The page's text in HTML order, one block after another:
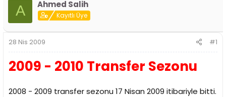
y
B
a
ş
l
a
t
n
a
n
ı
t
a
r
h
A Ahmed Salih
Kayıtlı Üye
28 Nis 2009 #1
2009 - 2010 Transfer Sezonu
2008 - 2009 transfer sezonu 17 Nisan 2009 itibariyle bitti.